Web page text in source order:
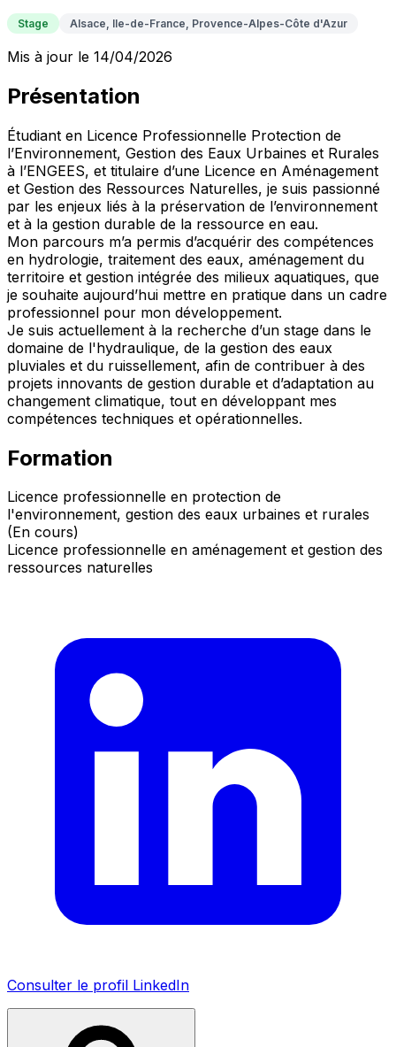
Stage Alsace, Ile-de-France, Provence-Alpes-Côte d'Azur
Mis à jour le 14/04/2026
Présentation
Étudiant en Licence Professionnelle Protection de
l’Environnement, Gestion des Eaux Urbaines et Rurales
à l’ENGEES, et titulaire d’une Licence en Aménagement
et Gestion des Ressources Naturelles, je suis passionné
par les enjeux liés à la préservation de l’environnement
et à la gestion durable de la ressource en eau.
Mon parcours m’a permis d’acquérir des compétences
en hydrologie, traitement des eaux, aménagement du
territoire et gestion intégrée des milieux aquatiques, que
je souhaite aujourd’hui mettre en pratique dans un cadre
professionnel pour mon développement.
Je suis actuellement à la recherche d’un stage dans le
domaine de l'hydraulique, de la gestion des eaux
pluviales et du ruissellement, afin de contribuer à des
projets innovants de gestion durable et d’adaptation au
changement climatique, tout en développant mes
compétences techniques et opérationnelles.
Formation
Licence professionnelle en protection de
l'environnement, gestion des eaux urbaines et rurales
(En cours)
Licence professionnelle en aménagement et gestion des
ressources naturelles
Consulter le profil LinkedIn